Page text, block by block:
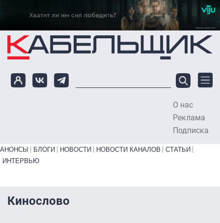
Перейти к основному содержанию
О нас
Реклама
Подписка
Primary links bottom
АНОНСЫ БЛОГИ НОВОСТИ НОВОСТИ КАНАЛОВ
СТАТЬИ
ИНТЕРВЬЮ
Кинослово